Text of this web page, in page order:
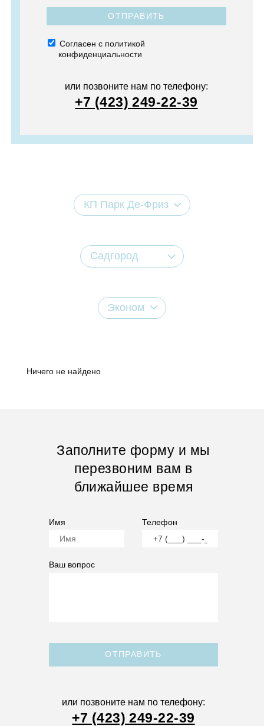
ОТПРАВИТЬ
Согласен с политикой
конфиденциальности
или позвоните нам по телефону:
+7 (423) 249-22-39
КП Парк Де-Фриз
Садгород
Эконом
Ничего не найдено
Заполните форму и мы
перезвоним вам в
ближайшее время
Имя Телефон
Ваш вопрос
ОТПРАВИТЬ
или позвоните нам по телефону:
+7 (423) 249-22-39